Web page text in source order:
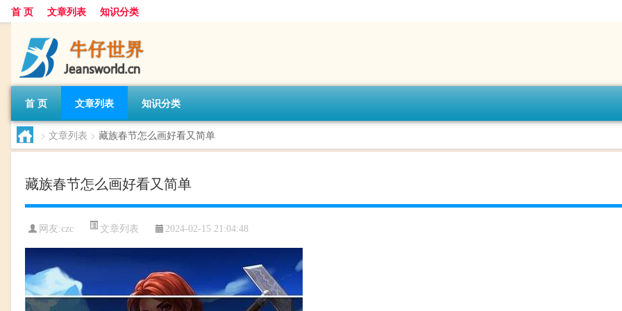
首 页 文章列表 知识分类
首 页 文章列表 知识分类
> 文章列表 > 藏族春节怎么画好看又简单
藏族春节怎么画好看又简单
网友:czc 文章列表 2024-02-15 21:04:48